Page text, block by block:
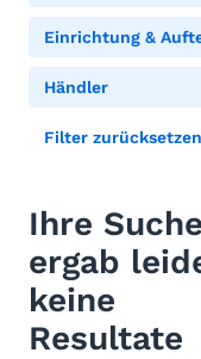
Einrichtung &
Händler
Filter zurücksetzen
Ihre Suche
ergab
keine
Resultate